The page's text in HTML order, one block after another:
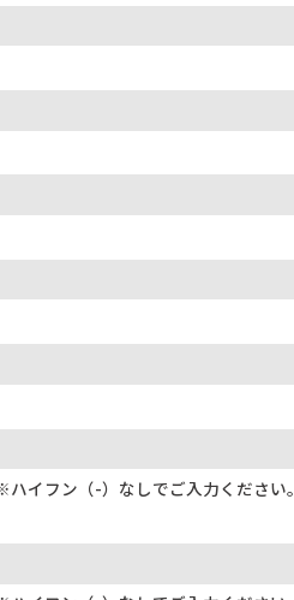
ハイフン（-）なしでご入力ください。